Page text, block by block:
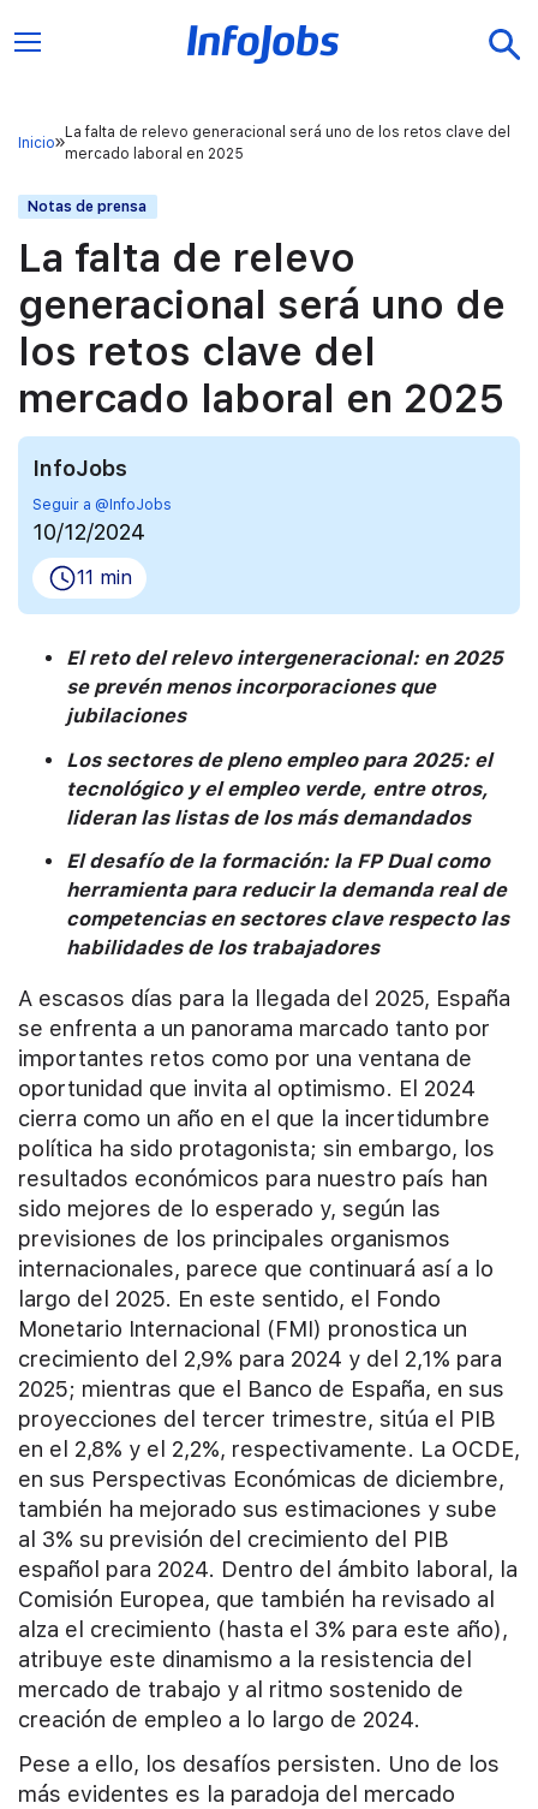
Inicio
La falta de relevo generacional será uno de los retos clave del
mercado laboral en 2025
Notas de prensa
La falta de relevo
generacional será uno de
los retos clave del
mercado laboral en 2025
InfoJobs
Seguir a @InfoJobs
10/12/2024
11 min
El reto del relevo intergeneracional: en 2025
se prevén menos incorporaciones que
jubilaciones
Los sectores de pleno empleo para 2025: el
tecnológico y el empleo verde, entre otros,
lideran las listas de los más demandados
El desafío de la formación: la FP Dual como
herramienta para reducir la demanda real de
competencias en sectores clave respecto las
habilidades de los trabajadores
A escasos días para la llegada del 2025, España
se enfrenta a un panorama marcado tanto por
importantes retos como por una ventana de
oportunidad que invita al optimismo. El 2024
cierra como un año en el que la incertidumbre
política ha sido protagonista; sin embargo, los
resultados económicos para nuestro país han
sido mejores de lo esperado y, según las
previsiones de los principales organismos
internacionales, parece que continuará así a lo
largo del 2025. En este sentido, el Fondo
Monetario Internacional (FMI) pronostica un
crecimiento del 2,9% para 2024 y del 2,1% para
2025; mientras que el Banco de España, en sus
proyecciones del tercer trimestre, sitúa el PIB
en el 2,8% y el 2,2%, respectivamente. La OCDE,
en sus Perspectivas Económicas de diciembre,
también ha mejorado sus estimaciones y sube
al 3% su previsión del crecimiento del PIB
español para 2024. Dentro del ámbito laboral, la
Comisión Europea, que también ha revisado al
alza el crecimiento (hasta el 3% para este año),
atribuye este dinamismo a la resistencia del
mercado de trabajo y al ritmo sostenido de
creación de empleo a lo largo de 2024.
Pese a ello, los desafíos persisten. Uno de los
más evidentes es la paradoja del mercado